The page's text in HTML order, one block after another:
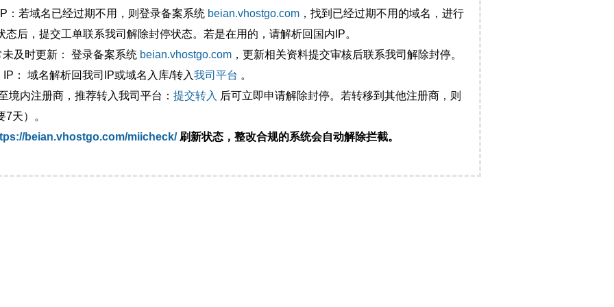
：若域名已经过期不用，则登录备案系统 beian.vhostgo.com ，找到已经过期不用的域名，进行
后，提交工单联系我司解除封停状态。若是在用的，请解析回国内IP。
及时更新： 登录备案系统 beian.vhostgo.com ，更新相关资料提交审核后联系我司解除封停。
： 域名解析回我司IP或域名入库/转入我司平台 。
境内注册商，推荐转入我司平台： 提交转入 后可立即申请解除封停。若转移到其他注册商，则
天）。
beian.vhostgo.com/miicheck/刷新状态，整改合规的系统会自动解除拦截。